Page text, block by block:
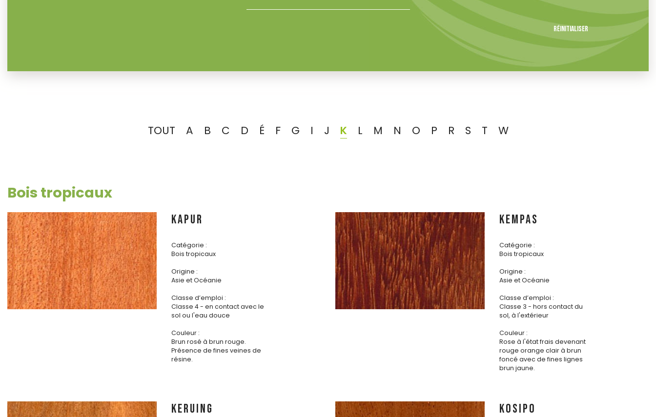
Réinitialiser
TOUT A B C D É F G I J K L M N O P R S T W
Bois tropicaux
KAPUR
Catégorie :
Bois tropicaux
Origine :
Asie et Océanie
Classe d’emploi :
Classe 4 - en contact avec le
sol ou l'eau douce
Couleur :
Brun rosé à brun rouge.
Présence de fines veines de
résine.
KEMPAS
Catégorie :
Bois tropicaux
Origine :
Asie et Océanie
Classe d’emploi :
Classe 3 - hors contact du
sol, à l'extérieur
Couleur :
Rose à l'état frais devenant
rouge orange clair à brun
foncé avec de fines lignes
brun jaune.
KERUING KOSIPO